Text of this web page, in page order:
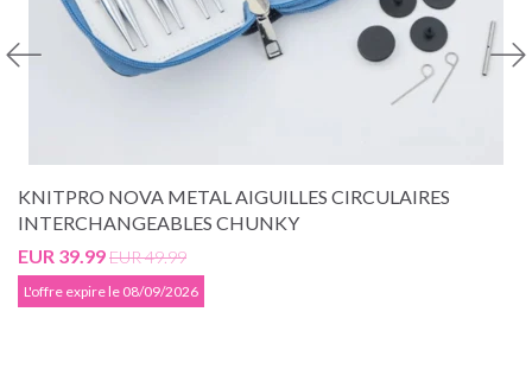
KNITPRO NOVA METAL AIGUILLES CIRCULAIRES
INTERCHANGEABLES CHUNKY
EUR 39.99EUR 49.99
L'offre expire le 08/09/2026